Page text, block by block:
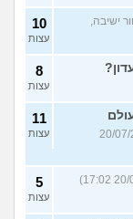
ישיבה,
10
עצות
8
עצות
30, כתב ב-20/07/26
11
עצות
5
עצות